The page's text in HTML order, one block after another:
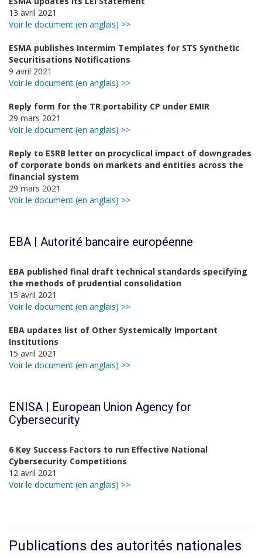
13 avril 2021
Voir le document (en anglais) >>
ESMA publishes Intermim Templates for STS Synthetic
Securitisations Notifications
9 avril 2021
Voir le document (en anglais) >>
Reply form for the TR portability CP under EMIR
29 mars 2021
Voir le document (en anglais) >>
Reply to ESRB letter on procyclical impact of downgrades
of corporate bonds on markets and entities across the
financial system
29 mars 2021
Voir le document (en anglais) >>
EBA | Autorité bancaire européenne
EBA published final draft technical standards specifying
the methods of prudential consolidation
15 avril 2021
Voir le document (en anglais) >>
EBA updates list of Other Systemically Important
Institutions
15 avril 2021
Voir le document (en anglais) >>
ENISA | European Union Agency for
Cybersecurity
6 Key Success Factors to run Effective National
Cybersecurity Competitions
12 avril 2021
Voir le document (en anglais) >>
Publications des autorités nationales